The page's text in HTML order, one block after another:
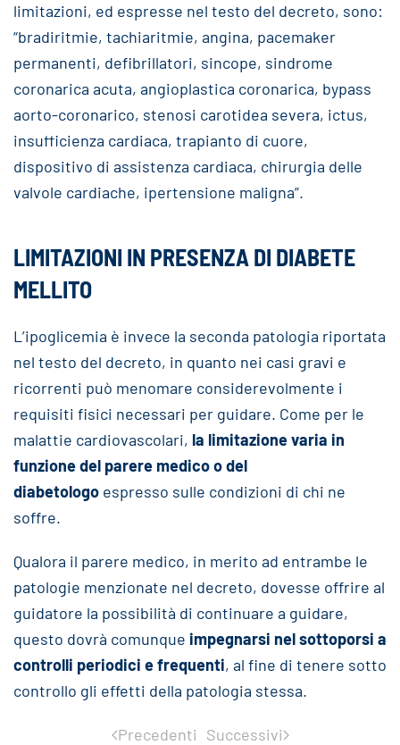
limitazioni, ed espresse nel testo del decreto, sono:
“bradiritmie, tachiaritmie, angina, pacemaker
permanenti, defibrillatori, sincope, sindrome
coronarica acuta, angioplastica coronarica, bypass
aorto-coronarico, stenosi carotidea severa, ictus,
insufficienza cardiaca, trapianto di cuore,
dispositivo di assistenza cardiaca, chirurgia delle
valvole cardiache, ipertensione maligna”.
LIMITAZIONI IN PRESENZA DI DIABETE
MELLITO
L’ipoglicemia è invece la seconda patologia riportata
nel testo del decreto, in quanto nei casi gravi e
ricorrenti può menomare considerevolmente i
requisiti fisici necessari per guidare. Come per le
malattie cardiovascolari, la limitazione varia in
funzione del parere medico o del
diabetologo espresso sulle condizioni di chi ne
soffre.
Qualora il parere medico, in merito ad entrambe le
patologie menzionate nel decreto, dovesse offrire al
guidatore la possibilità di continuare a guidare,
questo dovrà comunque impegnarsi nel sottoporsi a
controlli periodici e frequenti, al fine di tenere sotto
controllo gli effetti della patologia stessa.
Precedenti Successivi